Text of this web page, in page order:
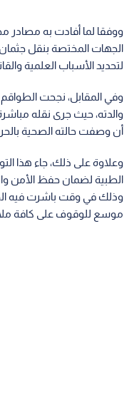
ووفقا لما أفادت به مصادر
الجهات المختصة بنقل
لتحديد الأسباب العلمية
وفي المقابل، نجحت
والدته، حيث جرى نقله
أن وصفت حالته الصحية
وعلاوة على ذلك، جاء هذا
الطبية لضمان حفظ الأمن
وذلك في وقت باشرت فيه
موسع للوقوف على كافة